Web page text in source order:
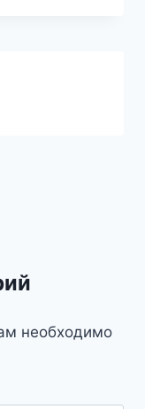
необходимо